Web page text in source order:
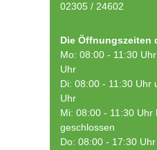
02305 / 24602
Die Öffnungszeiten
Mo: 08:00 - 11:30
Uhr
Di: 08:00 - 11:30 Uhr
Uhr
Mi: 08:00 - 11:30 Uhr
geschlossen
Do: 08:00 - 17:30 Uhr